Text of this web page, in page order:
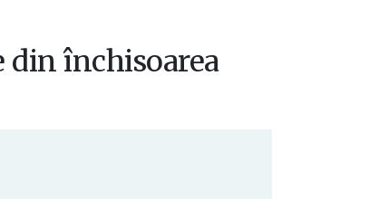
închisoarea